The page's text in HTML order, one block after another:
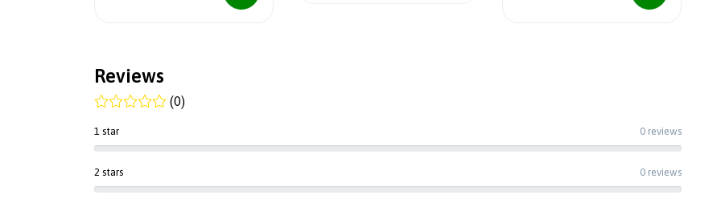
Reviews
(0)
1 star 0 reviews
2 stars 0 reviews